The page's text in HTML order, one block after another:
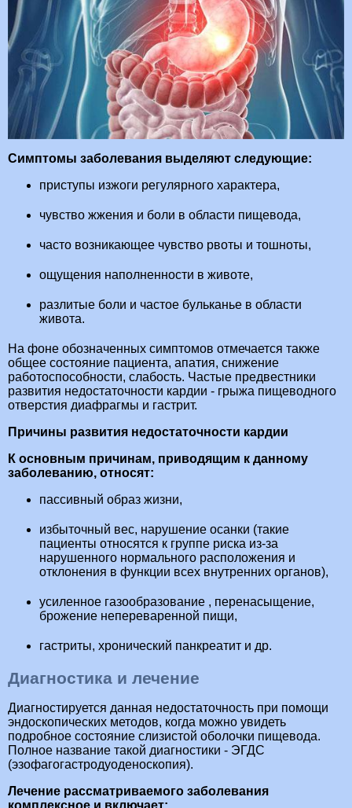
Симптомы заболевания выделяют следующие:
приступы изжоги регулярного характера,
чувство жжения и боли в области пищевода,
часто возникающее чувство рвоты и тошноты,
ощущения наполненности в животе,
разлитые боли и частое бульканье в области
живота.
На фоне обозначенных симптомов отмечается также
общее состояние пациента, апатия, снижение
работоспособности, слабость. Частые предвестники
развития недостаточности кардии - грыжа пищеводного
отверстия диафрагмы и гастрит.
Причины развития недостаточности кардии
К основным причинам, приводящим к данному
заболеванию, относят:
пассивный образ жизни,
избыточный вес, нарушение осанки (такие
пациенты относятся к группе риска из-за
нарушенного нормального расположения и
отклонения в функции всех внутренних органов),
усиленное газообразование , перенасыщение,
брожение непереваренной пищи,
гастриты, хронический панкреатит и др.
Диагностика и лечение
Диагностируется данная недостаточность при помощи
эндоскопических методов, когда можно увидеть
подробное состояние слизистой оболочки пищевода.
Полное название такой диагностики - ЭГДС
(эзофагогастродуоденоскопия).
Лечение рассматриваемого заболевания
комплексное и включает: